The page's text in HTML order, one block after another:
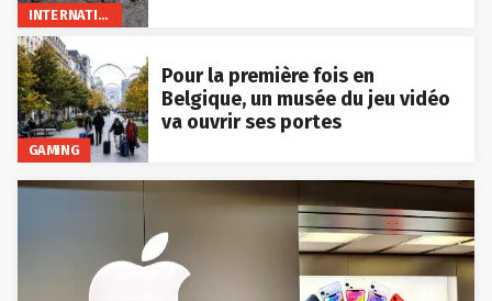
INTERNATIONAL
GAMING
Pour la première fois en
Belgique, un musée du jeu vidéo
va ouvrir ses portes